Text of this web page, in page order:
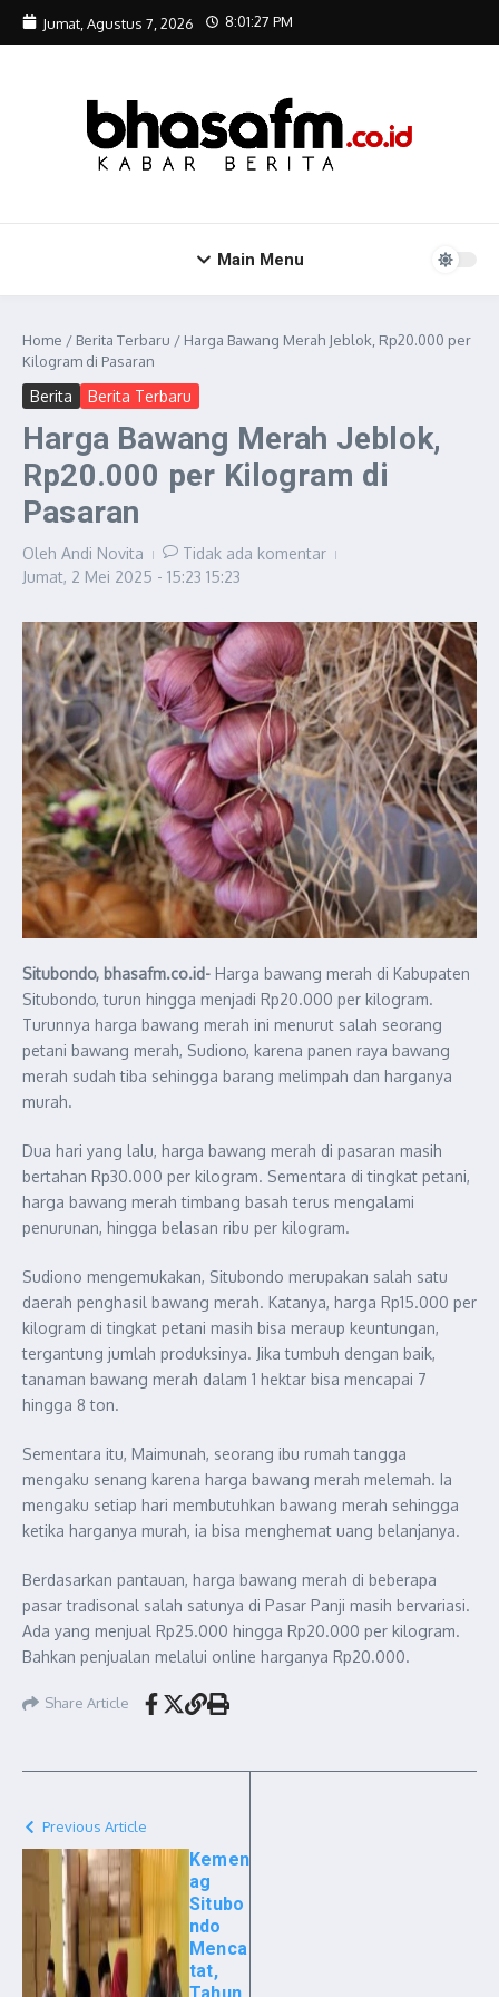
Lewati ke konten
Jumat, Agustus 7, 2026 8:01:28 PM
Main Menu
Home / Berita Terbaru / Harga Bawang Merah Jeblok, Rp20.000 per
Kilogram di Pasaran
Berita Berita Terbaru
Harga Bawang Merah Jeblok,
Rp20.000 per Kilogram di
Pasaran
Oleh Andi Novita
Tidak ada komentar
Jumat, 2 Mei 2025 - 15:23 15:23
Situbondo, bhasafm.co.id- Harga bawang merah di Kabupaten
Situbondo, turun hingga menjadi Rp20.000 per kilogram.
Turunnya harga bawang merah ini menurut salah seorang
petani bawang merah, Sudiono, karena panen raya bawang
merah sudah tiba sehingga barang melimpah dan harganya
murah.
Dua hari yang lalu, harga bawang merah di pasaran masih
bertahan Rp30.000 per kilogram. Sementara di tingkat petani,
harga bawang merah timbang basah terus mengalami
penurunan, hingga belasan ribu per kilogram.
Sudiono mengemukakan, Situbondo merupakan salah satu
daerah penghasil bawang merah. Katanya, harga Rp15.000 per
kilogram di tingkat petani masih bisa meraup keuntungan,
tergantung jumlah produksinya. Jika tumbuh dengan baik,
tanaman bawang merah dalam 1 hektar bisa mencapai 7
hingga 8 ton.
Sementara itu, Maimunah, seorang ibu rumah tangga
mengaku senang karena harga bawang merah melemah. Ia
mengaku setiap hari membutuhkan bawang merah sehingga
ketika harganya murah, ia bisa menghemat uang belanjanya.
Berdasarkan pantauan, harga bawang merah di beberapa
pasar tradisonal salah satunya di Pasar Panji masih bervariasi.
Ada yang menjual Rp25.000 hingga Rp20.000 per kilogram.
Bahkan penjualan melalui online harganya Rp20.000.
Share Article
Previous Article
Kemen
ag
Situbo
ndo
Menca
tat,